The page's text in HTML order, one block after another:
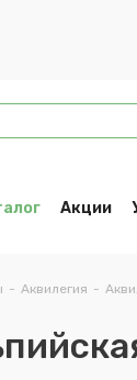
Акции
- Аквилегия -